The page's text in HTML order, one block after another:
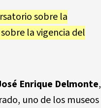
sobre la
la vigencia del
Enrique Delmonte,
uno de los museos